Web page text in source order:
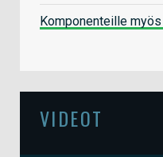
Komponenteille
VIDEOT